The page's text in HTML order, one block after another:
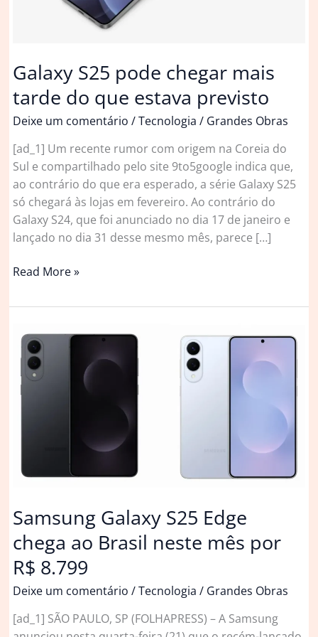
Galaxy S25 pode chegar mais
tarde do que estava previsto
Deixe um comentário /Tecnologia / Grandes Obras
[ad_1] Um recente rumor com origem na Coreia do
Sul e compartilhado pelo site 9to5google indica que,
ao contrário do que era esperado, a série Galaxy S25
só chegará às lojas em fevereiro. Ao contrário do
Galaxy S24, que foi anunciado no dia 17 de janeiro e
lançado no dia 31 desse mesmo mês, parece […]
Galaxy
pode
mais
tarde
do
que
Read More »
Samsung Galaxy S25 Edge
chega ao Brasil neste mês por
R$ 8.799
Deixe um comentário /Tecnologia / Grandes Obras
[ad_1] SÃO PAULO, SP (FOLHAPRESS) – A Samsung